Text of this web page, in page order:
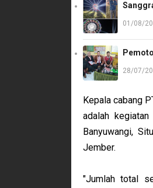
01/08/
28/07/
Kepala cabang
adalah
Banyuwangi,
Jember.
"Jumlah total